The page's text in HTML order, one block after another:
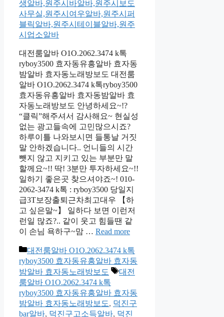
대전룸알바 O1O.2062.3474 k톡
ryboy3500 효자동유흥알바 효자동
밤알바 효자동노래방보도 대전룸
알바 O1O.2062.3474 k톡ryboy3500
효자동유흥알바 효자동밤알바 효
자동노래방보도 안녕하세요~!?
“클릭”해주셔서 감사해요~ 현실성
없는 광고들속에 고민많으시죠?
하루이틀 나와보시면 들통날 거짓
말 안하겠습니다.. 언니들의 시간
뺏지 않고 지키고 있는 부분만 말
할께요~!! 딱! 3분만 투자하세요~!!
일하기 좋은곳 찾으셔야죠~! 010-
2062-3474 k톡 : ryboy3500 당일지
급3T보장출퇴근차최고대우 【하
고 싶은말~】 일하다 보면 이런저
런일 많죠?.. 같이 웃고 힘들땐 같
이 손님 욕하구~맘 … Read more
카
테
고
리
대전룸알바 O1O.2062.3474 k톡
ryboy3500 효자동유흥알바 효자동
밤알바 효자동노래방보도
태
대전
룸알바 O1O.2062.3474 k톡
ryboy3500 효자동유흥알바 효자동
밤알바 효자동노래방보도, 덕진구
bar알바, 덕진구고소득알바, 덕진